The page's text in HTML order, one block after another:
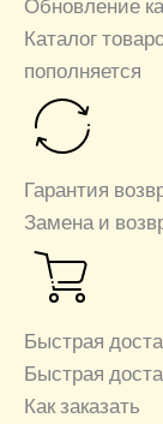
Обновление
Каталог
пополняется
Гарантия
Замена и
Быстрая
Быстрая
Как заказать